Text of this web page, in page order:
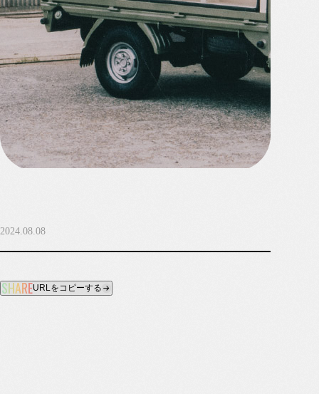
2024.08.08
SHAREURLをコピーする
製作ギャラリー
会社概要
お知らせ
お知らせ
メディア紹介
〒664‑0027 兵庫県伊丹市池尻3